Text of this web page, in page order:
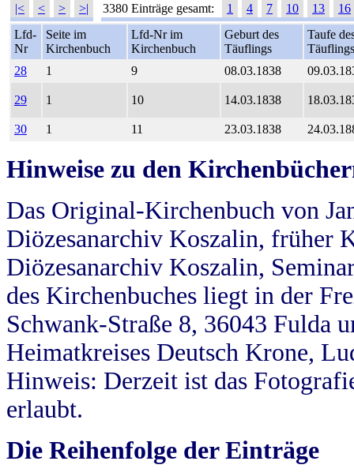
|< < > >| 3380 Einträge gesamt: 1 4 7 10 13
16
Lfd-
Nr
Seite im
Kirchenbuch
Lfd-Nr im
Kirchenbuch
Geburt des
Täuflings
Taufe
Täuflings
28
1 9 08.03.1838
29 1 10 14.03.1838
30 1 11 23.03.1838
Hinweise zu den
Das Original-Kirchenbuch von
Diözesanarchiv Koszalin, früher
Diözesanarchiv Koszalin,
des Kirchenbuches liegt in der
Schwank-Straße 8, 36043 Fulda
Heimatkreises Deutsch Krone,
Hinweis: Derzeit ist das
erlaubt.
Die Reihenfolge der Einträge